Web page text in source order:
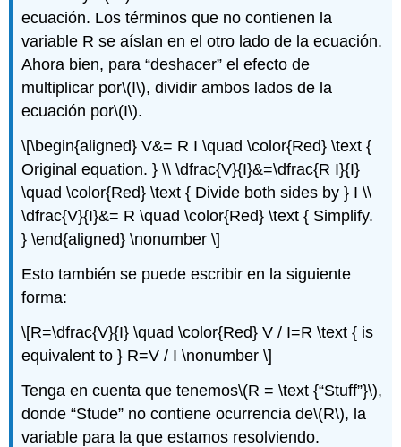
ecuación. Los términos que no contienen la
variable R se aíslan en el otro lado de la ecuación.
Ahora bien, para “deshacer” el efecto de
multiplicar por\(I\), dividir ambos lados de la
ecuación por\(I\).
\[\begin{aligned} V&= R I \quad \color{Red} \text {
Original equation. } \\ \dfrac{V}{I}&=\dfrac{R I}{I}
\quad \color{Red} \text { Divide both sides by } I \\
\dfrac{V}{I}&= R \quad \color{Red} \text { Simplify.
} \end{aligned} \nonumber \]
Esto también se puede escribir en la siguiente
forma:
\[R=\dfrac{V}{I} \quad \color{Red} V / I=R \text { is
equivalent to } R=V / I \nonumber \]
Tenga en cuenta que tenemos\(R = \text {“Stuff”}\),
donde “Stude” no contiene ocurrencia de\(R\), la
variable para la que estamos resolviendo.